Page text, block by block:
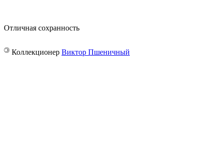
Отличная сохранность
© Коллекционер Виктор Пшеничный